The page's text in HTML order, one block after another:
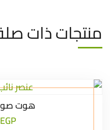
منتجات ذات
هوت صوص
EGP